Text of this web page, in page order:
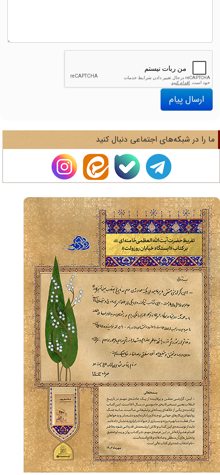
ارسال پیام
را در شبکه‌های اجتماعی دنبال کنید